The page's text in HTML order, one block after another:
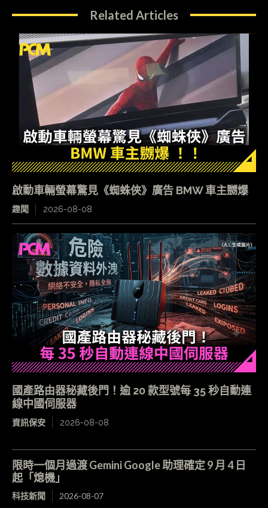
Related Articles
啟動車輛螢幕驚見《蜘蛛俠》廣告 BMW 車主嬲爆
趣聞 2026-08-08
國產路由器秘藏後門！逾 20 款型號每 35 秒自動連
線中國伺服器
資訊保安 2026-08-08
限時一個月過渡 Gemini Google 助理確定 9 月 4 日
起「熄機」
科技新聞 2026-08-07